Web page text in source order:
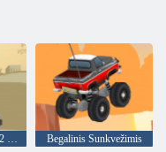
Automobilis valgo 2 automobilį Begalinis Sunkvežimis